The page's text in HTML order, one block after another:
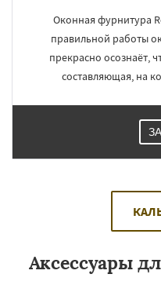
Оконная фурнитура
правильной работы
прекрасно осознаёт,
составляющая, на
Аксессуары